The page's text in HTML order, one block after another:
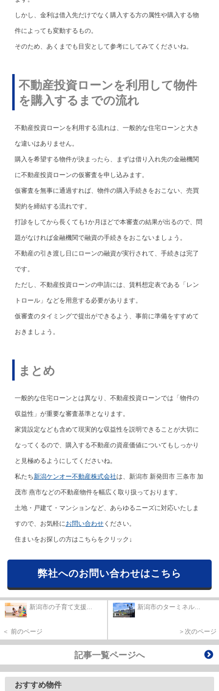
しかし、金利は借入先だけでなく購入する方の属性や購入する物
件によっても変動するもの。
そのため、あくまでも目安として参考にしてみてくださいね。
不動産投資ローンを利用して物件
を購入するまでの流れ
不動産投資ローンを利用する流れは、一般的な住宅ローンと大き
な違いはありません。
購入を希望する物件が決まったら、まずは借り入れ先の金融機関
に不動産投資ローンの仮審査を申し込みます。
仮審査を無事に通過すれば、物件の購入手続きをおこない、売買
契約を締結する流れです。
打診をしてから長くても1か月ほどで本審査の結果が出るので、問
題がなければ金融機関で融資の手続きをおこないましょう。
不動産の引き渡し日にローンの融資が実行されて、手続きは完了
です。
ただし、不動産投資ローンの申請には、賃料想定表である「レン
トロール」などを用意する必要があります。
仮審査のタイミングで提出ができるよう、事前に準備をすすめて
おきましょう。
まとめ
一般的な住宅ローンとは異なり、不動産投資ローンでは「物件の
収益性」が重要な審査基準となります。
家賃設定なども含めて現実的な収益性を説明できることが大切に
なってくるので、購入する不動産の資産価値についてもしっかり
と見極めるようにしてくださいね。
私たち新潟ケンオー不動産株式会社は、新潟市 新発田市 三条市 加
茂市 燕市などの不動産物件を幅広く取り扱っております。
土地・戸建て・マンションなど、あらゆるニーズに対応いたしま
すので、お気軽に お問い合わせ ください。
住まいをお探しの方はこちらをクリック↓
弊社へのお問い合わせはこちら
新潟市の子育て支援...
＜ 前のページ
新潟市のターミネル...
＞次のページ
記事一覧ページへ
おすすめ物件